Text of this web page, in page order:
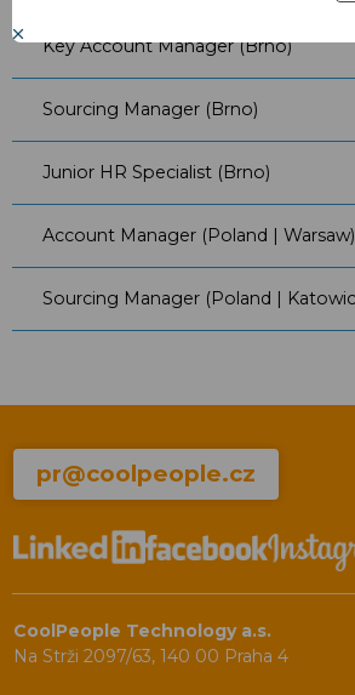
Key Account Manager (Brno)
Sourcing Manager (Brno)
Junior HR Specialist (Brno)
Account Manager (Poland | Warsaw)
pr@coolpeople.cz
CoolPeople Technology a.s.
Na Strži 2097/63, 140 00 Praha 4